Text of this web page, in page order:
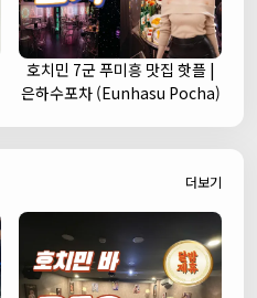
호치민 7군 푸미흥 맛집 핫플 |
은하수포차 (Eunhasu Pocha)
더보기